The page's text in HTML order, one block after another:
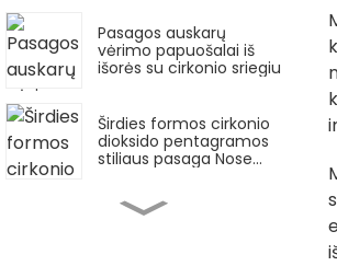
Pasagos auskarų
vėrimo papuošalai iš
išorės su cirkonio sriegiu
Širdies formos cirkonio
dioksido pentagramos
stiliaus pasaga Nose
Nosies Stud apvalios